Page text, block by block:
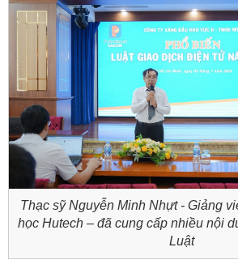
Thạc sỹ Nguyễn Minh Nhựt - Giảng
học Hutech – đã cung cấp nhiều nội
Luật